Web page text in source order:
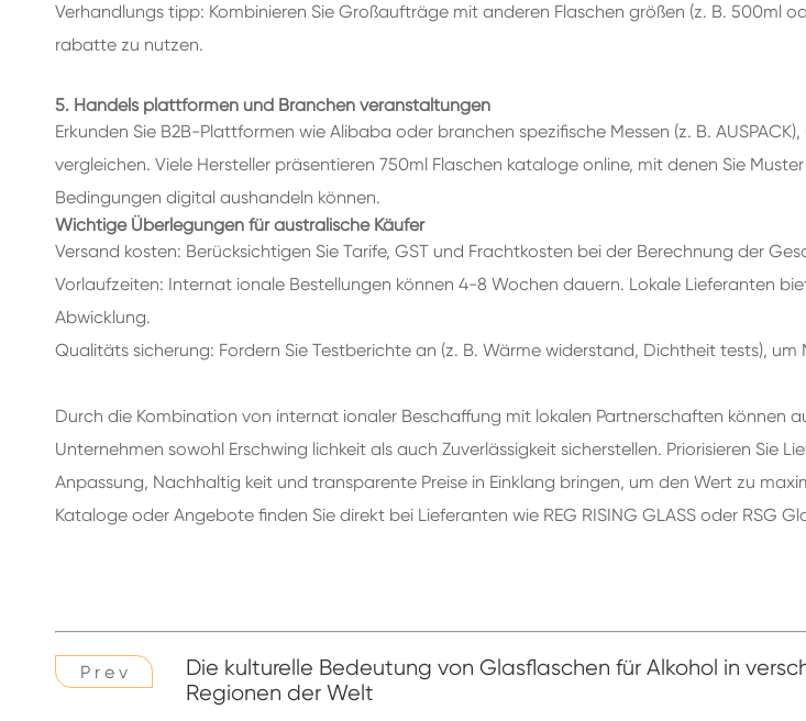
Verhandlungs tipp: Kombinieren Sie Großaufträge mit anderen Flaschen größen (z. B. 500ml
rabatte zu nutzen.
5. Handels plattformen und Branchen veranstaltungen
Erkunden Sie B2B-Plattformen wie Alibaba oder branchen spezifische Messen (z. B.
vergleichen. Viele Hersteller präsentieren 750ml Flaschen kataloge online, mit denen Sie
Bedingungen digital aushandeln können.
Wichtige Überlegungen für australische Käufer
Versand kosten: Berücksichtigen Sie Tarife, GST und Frachtkosten bei der Berechnung der
Vorlaufzeiten: Internat ionale Bestellungen können 4-8 Wochen dauern. Lokale Lieferanten
Abwicklung.
Qualitäts sicherung: Fordern Sie Testberichte an (z. B. Wärme widerstand, Dichtheit tests), um
Durch die Kombination von internat ionaler Beschaffung mit lokalen Partnerschaften können
Unternehmen sowohl Erschwing lichkeit als auch Zuverlässigkeit sicherstellen. Priorisieren Sie
Anpassung, Nachhaltig keit und transparente Preise in Einklang bringen, um den Wert zu
Kataloge oder Angebote finden Sie direkt bei Lieferanten wie REG RISING GLASS oder RSG
P r e v
Die kulturelle Bedeutung von Glasflaschen für Alkohol in
Regionen der Welt